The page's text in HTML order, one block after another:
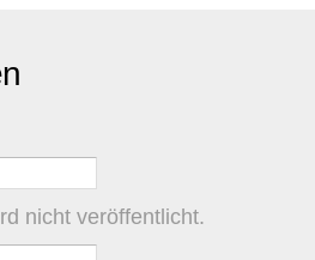
nicht veröffentlicht.